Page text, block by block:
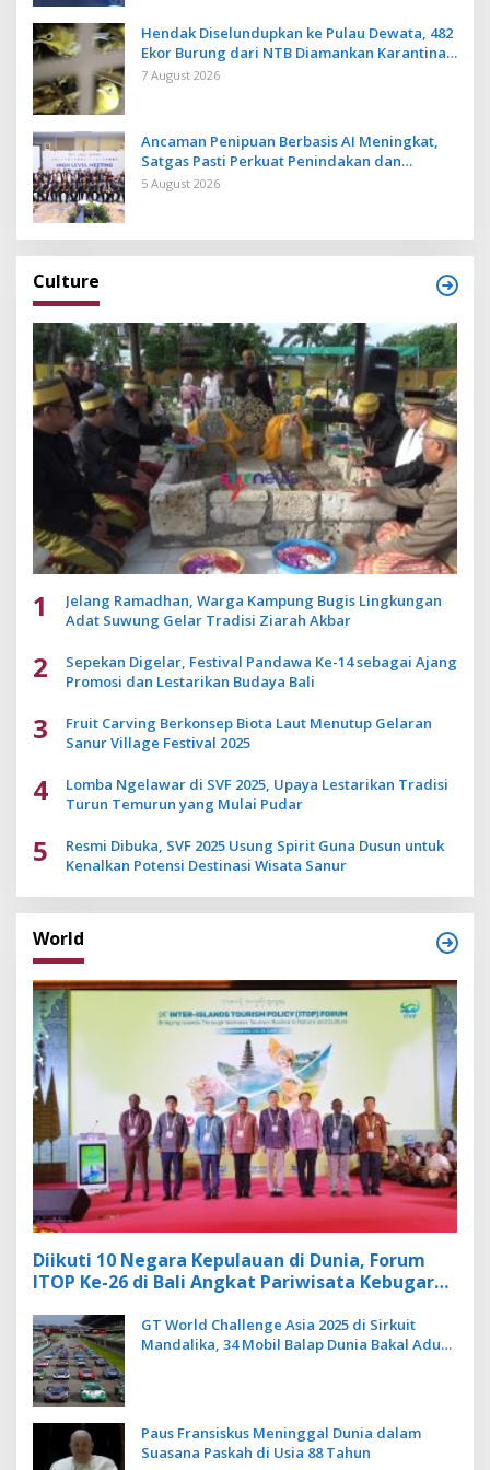
Hendak Diselundupkan ke Pulau Dewata, 482
Ekor Burung dari NTB Diamankan Karantina
Bali
7 August 2026
Ancaman Penipuan Berbasis AI Meningkat,
Satgas Pasti Perkuat Penindakan dan
Pengembangan Aplikasi Anti Penipuan
5 August 2026
Culture
1
Jelang Ramadhan, Warga Kampung Bugis Lingkungan
Adat Suwung Gelar Tradisi Ziarah Akbar
2
Sepekan Digelar, Festival Pandawa Ke-14 sebagai Ajang
Promosi dan Lestarikan Budaya Bali
3
Fruit Carving Berkonsep Biota Laut Menutup Gelaran
Sanur Village Festival 2025
4
Lomba Ngelawar di SVF 2025, Upaya Lestarikan Tradisi
Turun Temurun yang Mulai Pudar
5
Resmi Dibuka, SVF 2025 Usung Spirit Guna Dusun untuk
Kenalkan Potensi Destinasi Wisata Sanur
World
Diikuti 10 Negara Kepulauan di Dunia, Forum
ITOP Ke-26 di Bali Angkat Pariwisata Kebugaran
GT World Challenge Asia 2025 di Sirkuit
Mandalika, 34 Mobil Balap Dunia Bakal Adu
Paus Fransiskus Meninggal Dunia dalam
Suasana Paskah di Usia 88 Tahun